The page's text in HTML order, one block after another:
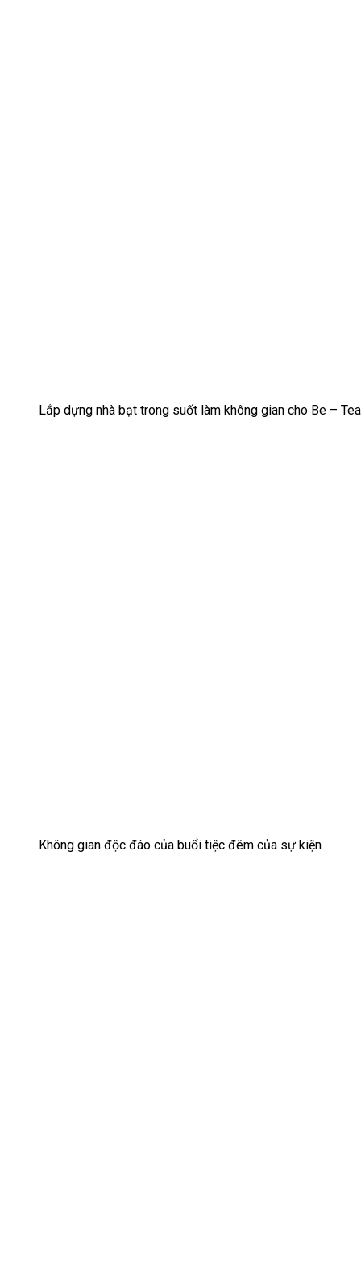
Lắp dựng nhà bạt trong suốt làm không gian cho Be –
Không gian độc đáo của buổi tiệc đêm của sự kiện